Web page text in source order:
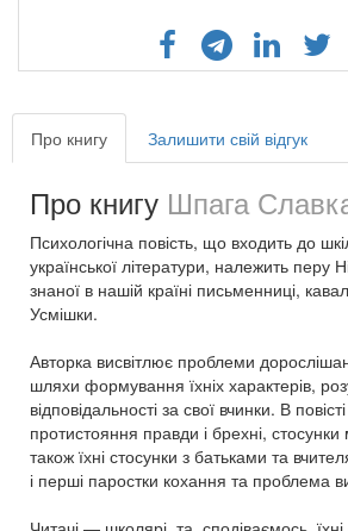
Про книгу Залишити свій відгук
Про книгу Шпага
Психологічна повість, що входить до
української літератури, належить перу
знаної в нашій країні письменниці,
Усмішки.
Авторка висвітлює проблеми
шляхи формування їхніх характерів,
відповідальності за свої вчинки. В
протистояння правди і брехні,
також їхні стосунки з батьками та
і перші паростки кохання та проблема